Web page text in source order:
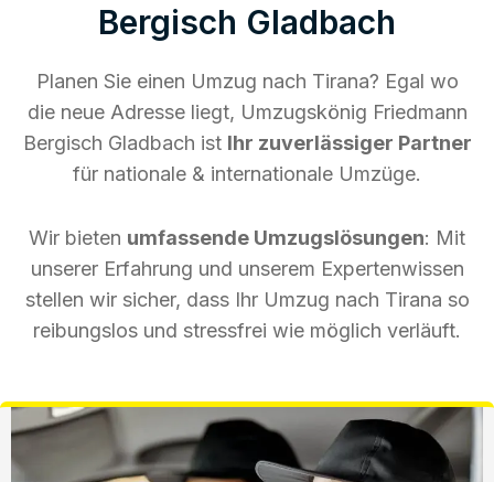
Bergisch Gladbach
Planen Sie einen Umzug nach Tirana? Egal wo
die neue Adresse liegt, Umzugskönig Friedmann
Bergisch Gladbach ist Ihr zuverlässiger Partner
für nationale & internationale Umzüge.
Wir bieten umfassende Umzugslösungen: Mit
unserer Erfahrung und unserem Expertenwissen
stellen wir sicher, dass Ihr Umzug nach Tirana so
reibungslos und stressfrei wie möglich verläuft.